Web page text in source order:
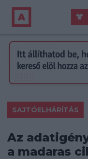
SAJTÓELHÁRÍTÁS
Az
a madaras